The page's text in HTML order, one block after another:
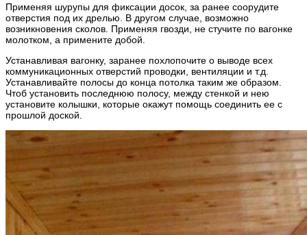
Применяя шурупы для фиксации досок, за ранее соорудите
отверстия под их дрелью. В другом случае, возможно
возникновения сколов. Применяя гвозди, не стучите по вагонке
молотком, а примените добой.
Устанавливая вагонку, заранее похлопочите о выводе всех
коммуникационных отверстий проводки, вентиляции и т.д.
Устанавливайте полосы до конца потолка таким же образом.
Чтоб установить последнюю полосу, между стенкой и нею
установите колышки, которые окажут помощь соединить ее с
прошлой доской.